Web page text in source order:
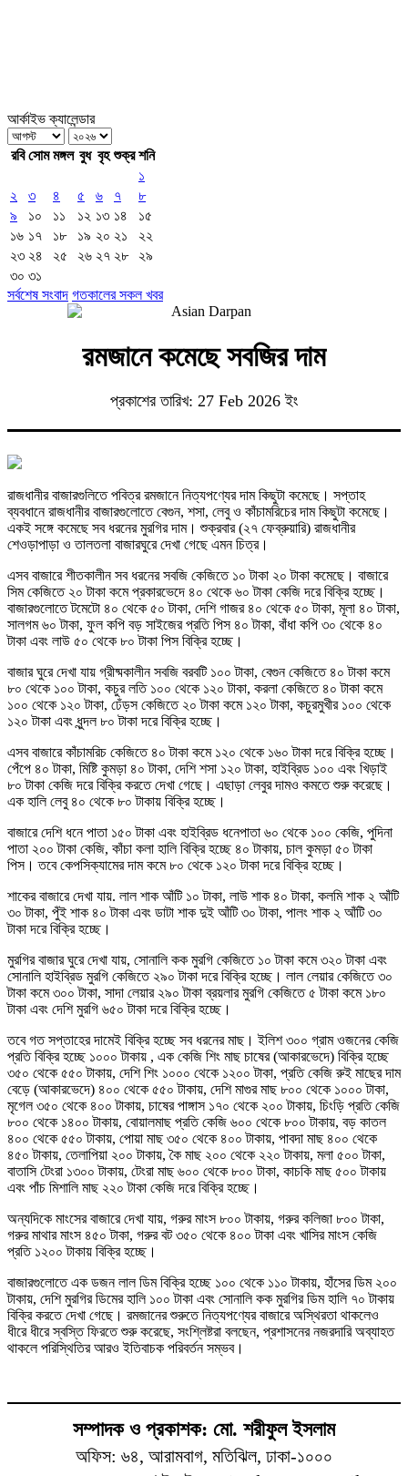
আর্কাইভ ক্যালেন্ডার
রবি সোম মঙ্গল বুধ বৃহ শুক্র শনি
১
২
৩ ৪ ৫ ৬ ৭
৮
৯
১০ ১১ ১২ ১৩ ১৪
১৫
১৬ ১৭ ১৮ ১৯ ২০ ২১
২২
২৩ ২৪ ২৫ ২৬ ২৭ ২৮
২৯
৩০ ৩১
সর্বশেষ সংবাদ গতকালের সকল খবর
রমজানে কমেছে সবজির দাম
প্রকাশের তারিখ: 27 Feb 2026 ইং
রাজধানীর বাজারগুলিতে পবিত্র রমজানে নিত্যপণ্যের দাম কিছুটা কমেছে। সপ্তাহ
ব্যবধানে রাজধানীর বাজারগুলোতে বেগুন, শসা, লেবু ও কাঁচামরিচের দাম কিছুটা কমেছে।
একই সঙ্গে কমেছে সব ধরনের মুরগির দাম। শুক্রবার (২৭ ফেব্রুয়ারি) রাজধানীর
শেওড়াপাড়া ও তালতলা বাজারঘুরে দেখা গেছে এমন চিত্র।
এসব বাজারে শীতকালীন সব ধরনের সবজি কেজিতে ১০ টাকা ২০ টাকা কমেছে। বাজারে
সিম কেজিতে ২০ টাকা কমে প্রকারভেদে ৪০ থেকে ৬০ টাকা কেজি দরে বিক্রি হচ্ছে।
বাজারগুলোতে টমেটো ৪০ থেকে ৫০ টাকা, দেশি গাজর ৪০ থেকে ৫০ টাকা, মূলা ৪০ টাকা,
সালগম ৬০ টাকা, ফুল কপি বড় সাইজের প্রতি পিস ৪০ টাকা, বাঁধা কপি ৩০ থেকে ৪০
টাকা এবং লাউ ৫০ থেকে ৮০ টাকা পিস বিক্রি হচ্ছে।
বাজার ঘুরে দেখা যায় গ্রীষ্মকালীন সবজি বরবটি ১০০ টাকা, বেগুন কেজিতে ৪০ টাকা কমে
৮০ থেকে ১০০ টাকা, কচুর লতি ১০০ থেকে ১২০ টাকা, করলা কেজিতে ৪০ টাকা কমে
১০০ থেকে ১২০ টাকা, ঢেঁড়স কেজিতে ২০ টাকা কমে ১২০ টাকা, কচুরমুখীর ১০০ থেকে
১২০ টাকা এবং ধুন্দল ৮০ টাকা দরে বিক্রি হচ্ছে।
এসব বাজারে কাঁচামরিচ কেজিতে ৪০ টাকা কমে ১২০ থেকে ১৬০ টাকা দরে বিক্রি হচ্ছে।
পেঁপে ৪০ টাকা, মিষ্টি কুমড়া ৪০ টাকা, দেশি শসা ১২০ টাকা, হাইব্রিড ১০০ এবং খিড়াই
৮০ টাকা কেজি দরে বিক্রি করতে দেখা গেছে। এছাড়া লেবুর দামও কমতে শুরু করেছে।
এক হালি লেবু ৪০ থেকে ৮০ টাকায় বিক্রি হচ্ছে।
বাজারে দেশি ধনে পাতা ১৫০ টাকা এবং হাইব্রিড ধনেপাতা ৬০ থেকে ১০০ কেজি, পুদিনা
পাতা ২০০ টাকা কেজি, কাঁচা কলা হালি বিক্রি হচ্ছে ৪০ টাকায়, চাল কুমড়া ৫০ টাকা
পিস। তবে কেপসিক্যামের দাম কমে ৮০ থেকে ১২০ টাকা দরে বিক্রি হচ্ছে।
শাকের বাজারে দেখা যায়. লাল শাক আঁটি ১০ টাকা, লাউ শাক ৪০ টাকা, কলমি শাক ২ আঁটি
৩০ টাকা, পুঁই শাক ৪০ টাকা এবং ডাটা শাক দুই আঁটি ৩০ টাকা, পালং শাক ২ আঁটি ৩০
টাকা দরে বিক্রি হচ্ছে।
মুরগির বাজার ঘুরে দেখা যায়, সোনালি কক মুরগি কেজিতে ১০ টাকা কমে ৩২০ টাকা এবং
সোনালি হাইব্রিড মুরগি কেজিতে ২৯০ টাকা দরে বিক্রি হচ্ছে। লাল লেয়ার কেজিতে ৩০
টাকা কমে ৩০০ টাকা, সাদা লেয়ার ২৯০ টাকা ব্রয়লার মুরগি কেজিতে ৫ টাকা কমে ১৮০
টাকা এবং দেশি মুরগি ৬৫০ টাকা দরে বিক্রি হচ্ছে।
তবে গত সপ্তাহের দামেই বিক্রি হচ্ছে সব ধরনের মাছ। ইলিশ ৩০০ গ্রাম ওজনের কেজি
প্রতি বিক্রি হচ্ছে ১০০০ টাকায় , এক কেজি শিং মাছ চাষের (আকারভেদে) বিক্রি হচ্ছে
৩৫০ থেকে ৫৫০ টাকায়, দেশি শিং ১০০০ থেকে ১২০০ টাকা, প্রতি কেজি রুই মাছের দাম
বেড়ে (আকারভেদে) ৪০০ থেকে ৫৫০ টাকায়, দেশি মাগুর মাছ ৮০০ থেকে ১০০০ টাকা,
মৃগেল ৩৫০ থেকে ৪০০ টাকায়, চাষের পাঙ্গাস ১৭০ থেকে ২০০ টাকায়, চিংড়ি প্রতি কেজি
৮০০ থেকে ১৪০০ টাকায়, বোয়ালমাছ প্রতি কেজি ৬০০ থেকে ৮০০ টাকায়, বড় কাতল
৪০০ থেকে ৫৫০ টাকায়, পোয়া মাছ ৩৫০ থেকে ৪০০ টাকায়, পাবদা মাছ ৪০০ থেকে
৪৫০ টাকায়, তেলাপিয়া ২০০ টাকায়, কৈ মাছ ২০০ থেকে ২২০ টাকায়, মলা ৫০০ টাকা,
বাতাসি টেংরা ১৩০০ টাকায়, টেংরা মাছ ৬০০ থেকে ৮০০ টাকা, কাচকি মাছ ৫০০ টাকায়
এবং পাঁচ মিশালি মাছ ২২০ টাকা কেজি দরে বিক্রি হচ্ছে।
অন্যদিকে মাংসের বাজারে দেখা যায়, গরুর মাংস ৮০০ টাকায়, গরুর কলিজা ৮০০ টাকা,
গরুর মাথার মাংস ৪৫০ টাকা, গরুর বট ৩৫০ থেকে ৪০০ টাকা এবং খাসির মাংস কেজি
প্রতি ১২০০ টাকায় বিক্রি হচ্ছে।
বাজারগুলোতে এক ডজন লাল ডিম বিক্রি হচ্ছে ১০০ থেকে ১১০ টাকায়, হাঁসের ডিম ২০০
টাকায়, দেশি মুরগির ডিমের হালি ১০০ টাকা এবং সোনালি কক মুরগির ডিম হালি ৭০ টাকায়
বিক্রি করতে দেখা গেছে। রমজানের শুরুতে নিত্যপণ্যের বাজারে অস্থিরতা থাকলেও
ধীরে ধীরে স্বস্তি ফিরতে শুরু করেছে, সংশ্লিষ্টরা বলছেন, প্রশাসনের নজরদারি অব্যাহত
থাকলে পরিস্থিতির আরও ইতিবাচক পরিবর্তন সম্ভব।
সম্পাদক ও প্রকাশক: মো. শরীফুল ইসলাম
অফিস: ৬৪, আরামবাগ, মতিঝিল, ঢাকা-১০০০